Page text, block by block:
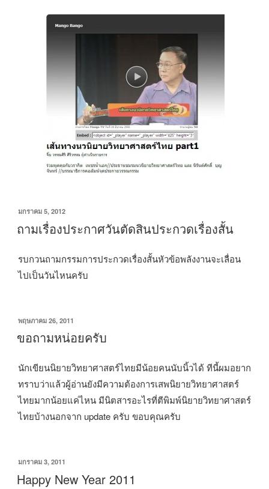
เขียน
ที่
มกราคม 5, 2012
ถามเรื่องประกาศวันตัดสินประกวดเรื่องสั้น
รบกวนถามกรรมการประกวดเรื่องสั้นหัวข้อพลังงานจะเลื่อน
ไปเป็นวันไหนครับ
เขียน
ที่
พฤษภาคม 26, 2011
ขอถามหน่อยครับ
นักเขียนนิยายวิทยาศาสตร์ไทยมีน้อยคนนับนิ้วได้ ทีนี้ผมอยาก
ทราบว่าแล้วผู้อ่านยังมีความต้องการเสพนิยายวิทยาศาสตร์
ไทยมากน้อยแค่ไหน มีนิตสารอะไรที่ตีพิมพ์นิยายวิทยาศาสตร์
ไทยบ้างนอกจาก update ครับ ขอบคุณครับ
เขียน
ที่
มกราคม 3, 2011
Happy New Year 2011